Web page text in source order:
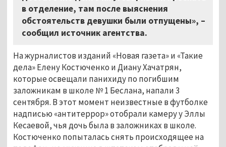
в отделение, там после выяснения
обстоятельств девушки были отпущены», –
сообщил источник агентства.
На журналистов изданий «Новая газета» и «Такие
дела» Елену Костюченко и Диану Хачатрян,
которые освещали панихиду по погибшим
заложникам в школе № 1 Беслана, напали 3
сентября. В этот момент неизвестные в футболке
надписью «антитеррор» отобрали камеру у Эллы
Кесаевой, чья дочь была в заложниках в школе.
Костюченко попыталась снять происходящее на